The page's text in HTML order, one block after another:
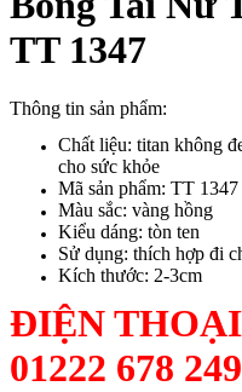
TT 1347
Thông tin sản phẩm:
Chất liệu: titan không
cho sức khỏe
Mã sản phẩm: TT 1347
Màu sắc: vàng hồng
Kiểu dáng: tòn ten
Sử dụng: thích hợp đi
Kích thước: 2-3cm
ĐIỆN
01222 678 249